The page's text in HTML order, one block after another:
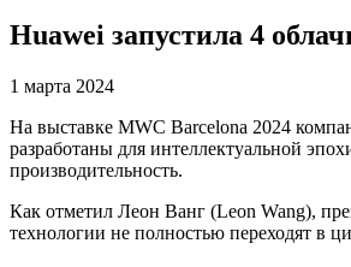
Huawei запустила 4
1 марта 2024
На выставке MWC Barcelona 2024
разработаны для интеллектуальной
производительность.
Как отметил Леон Ванг (Leon Wang),
технологии не полностью переходят в